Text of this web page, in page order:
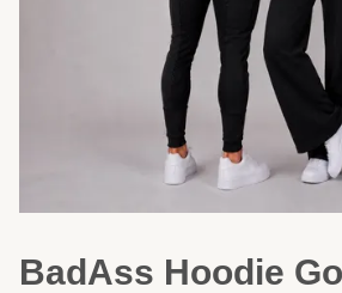
BadAss Hoodie